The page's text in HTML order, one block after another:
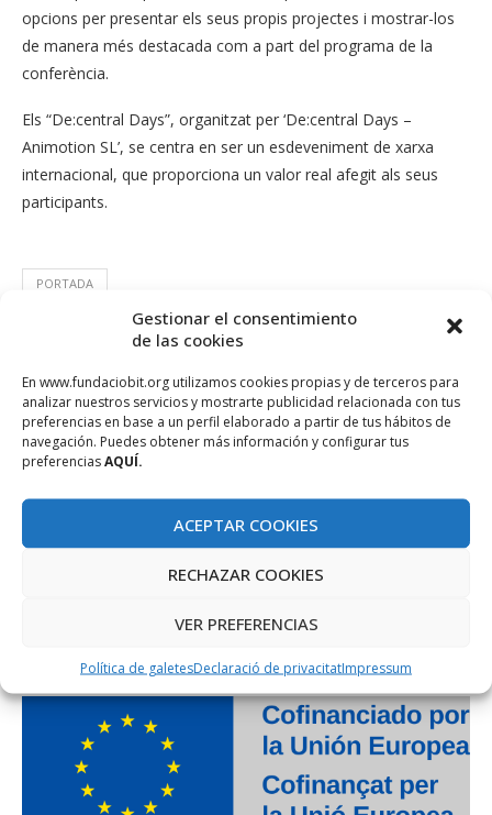
Gestionar el consentimiento
de las cookies
En www.fundaciobit.org utilizamos cookies propias y de terceros para
analizar nuestros servicios y mostrarte publicidad relacionada con tus
preferencias en base a un perfil elaborado a partir de tus hábitos de
navegación. Puedes obtener más información y configurar tus
preferenciasAQUÍ.
ACEPTAR COOKIES
RECHAZAR COOKIES
VER PREFERENCIAS
Política de galetesDeclaració de privacitatImpressum
opcions per presentar els seus propis projectes i mostrar-los
de manera més destacada com a part del programa de la
conferència.
Els “De:central Days”, organitzat per ‘De:central Days –
Animotion SL’, se centra en ser un esdeveniment de xarxa
internacional, que proporciona un valor real afegit als seus
participants.
PORTADA